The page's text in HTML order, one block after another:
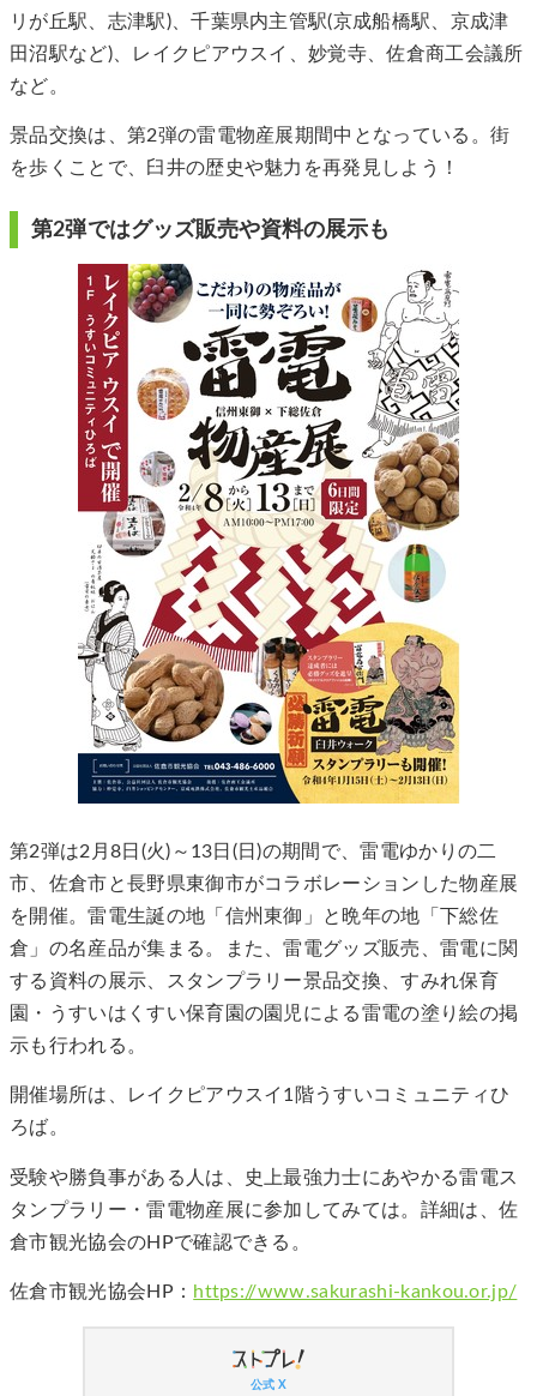
リが丘駅、志津駅)、千葉県内主管駅(京成船橋駅、京成津
田沼駅など)、レイクピアウスイ、妙覚寺、佐倉商工会議所
など。
景品交換は、第2弾の雷電物産展期間中となっている。街
を歩くことで、臼井の歴史や魅力を再発見しよう！
第2弾ではグッズ販売や資料の展示も
第2弾は2月8日(火)～13日(日)の期間で、雷電ゆかりの二
市、佐倉市と長野県東御市がコラボレーションした物産展
を開催。雷電生誕の地「信州東御」と晩年の地「下総佐
倉」の名産品が集まる。また、雷電グッズ販売、雷電に関
する資料の展示、スタンプラリー景品交換、すみれ保育
園・うすいはくすい保育園の園児による雷電の塗り絵の掲
示も行われる。
開催場所は、レイクピアウスイ1階うすいコミュニティひ
ろば。
受験や勝負事がある人は、史上最強力士にあやかる雷電ス
タンプラリー・雷電物産展に参加してみては。詳細は、佐
倉市観光協会のHPで確認できる。
佐倉市観光協会HP： https://www.sakurashi-kankou.or.jp/
公式 X